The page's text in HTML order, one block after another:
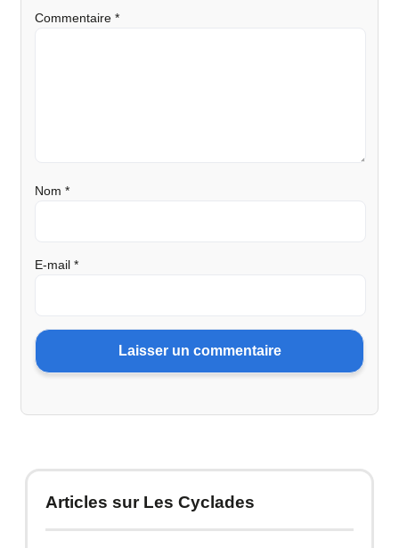
Commentaire *
Nom *
E-mail *
Articles sur Les Cyclades